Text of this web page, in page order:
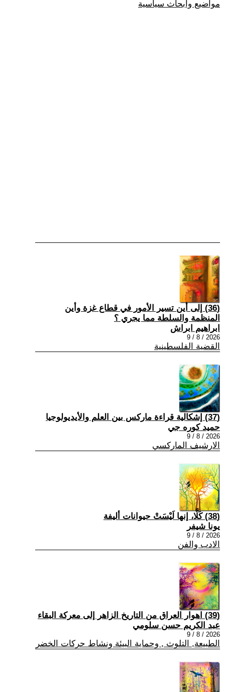
مواضيع وابحاث سياسية
(36) إلى أين تسير الأمور في قطاع غزة وأين
المنظمة والسلطة مما يجري ؟
ابراهيم ابراش
2026 / 8 / 9
القضية الفلسطينية
(37) إشكالية قراءة ماركس بين العلم والأيديولوجيا
حميد كوره جي
2026 / 8 / 9
الارشيف الماركسي
(38) كَلَّا، إنها لَيْسَتْ حيوانات أليفة
يونا شيفر
2026 / 8 / 9
الادب والفن
(39) اهوار العراق من التاريخ الزاهر إلى معركة البقاء
عبد الكريم حسن سلومي
2026 / 8 / 9
الطبيعة, التلوث , وحماية البيئة ونشاط حركات الخضر